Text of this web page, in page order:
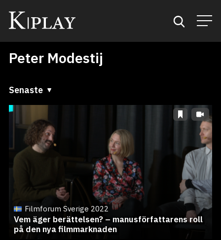
Start
Sök
Mina favoriter
Peter Modestij
Senaste
Senaste
A till Ö
Ö till A
Filmforum Sverige 2022
Vem äger berättelsen? – manusförfattarens roll
på den nya filmmarknaden